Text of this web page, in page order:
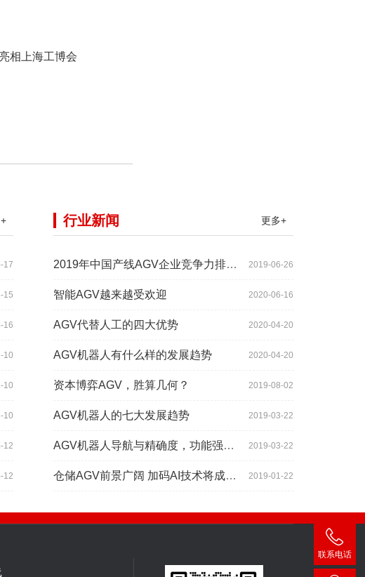
相上海工博会
17
15
16
10
10
10
12
12
更多+
行业新闻
2019-06-26
2019年中国产线AGV企业竞争力排行TOP10
2020-06-16
智能AGV越来越受欢迎
2020-04-20
AGV代替人工的四大优势
2020-04-20
AGV机器人有什么样的发展趋势
2019-08-02
资本博弈AGV，胜算几何？
2019-03-22
AGV机器人的七大发展趋势
2019-03-22
AGV机器人导航与精确度，功能强大到超出你想象
2019-01-22
仓储AGV前景广阔 加码AI技术将成为关键增长点
联系电话
400-